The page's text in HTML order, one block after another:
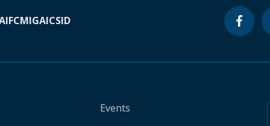
IFCMIGAICSID
Events